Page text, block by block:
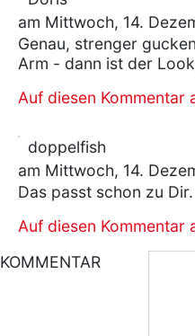
am Mittwoch, 14.
Genau, strenger
Arm - dann ist der
Auf diesen Kommentar
doppelfish
am Mittwoch, 14.
Das passt schon zu Dir.
Auf diesen Kommentar
KOMMENTAR